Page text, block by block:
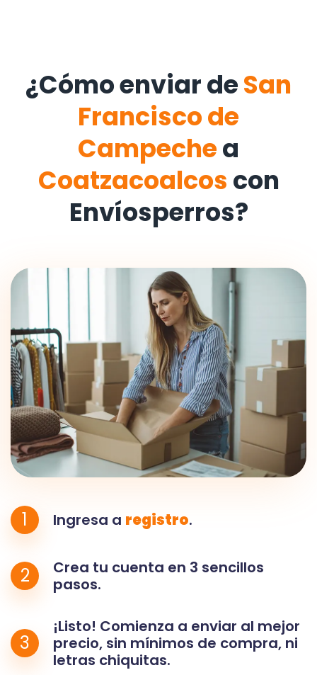
¿Cómo enviar deSan
Francisco de
Campechea
Coatzacoalcos con
Envíosperros?
1 Ingresa a registro.
2
Crea tu cuenta en 3 sencillos
pasos.
3
¡Listo! Comienza a enviar al mejor
precio, sin mínimos de compra, ni
letras chiquitas.